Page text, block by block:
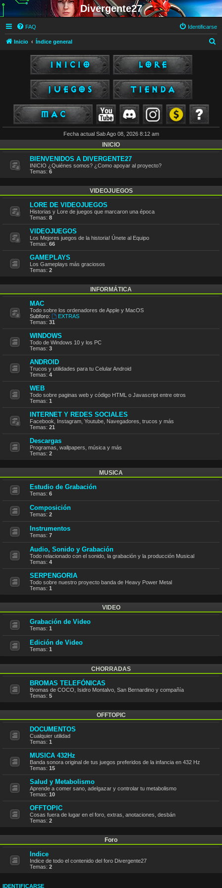
Divergente27
FAQ Identificarse
Inicio Índice general
Fecha actual Sab Ago 08, 2026 8:12 am
INICIO
BIENVENIDOS A DIVERGENTE27
INICIO ¿Quiénes somos? ¿Como apoyar al proyecto?
Temas: 6
VIDEOJUEGOS
LORE DE VIDEOJUEGOS
Historias y Lore de juegos que marcaron una época
Temas: 8
VIDEOJUEGOS
Los Mejores juegos de la historia! Únete al Equipo
Temas: 66
GAMEPLAYS
Los Gameplays más graciosos
Temas: 2
INFORMÁTICA
MAC
Todo sobre los ordenadores de Apple y MacOS
Subforo:
EXTRAS
Temas: 31
WINDOWS
Todo de Windows 10 y los PC
Temas: 3
ANDROID
Trucos y utilidades para tu Celular Android
Temas: 4
WEB
Todo sobre paginas web y código HTML o Javascript entre otros
Temas: 1
INTERNET Y REDES SOCIALES
Facebook, Instagram, Youtube, Navegadores, trucos y más
Temas: 21
Descargas
Programas, wallpapers, música y más
Temas: 2
MUSICA
Estudio de Grabación
Temas: 6
Composición
Temas: 2
Instrumentos
Temas: 7
Audio, Sonido y Grabación
Todo relacionado con el sonido, la grabación y la producción Musical
Temas: 4
SERPENGORIA
Todo sobre nuestro proyecto banda de Heavy Power Metal
Temas: 1
VIDEO
Grabación de Video
Temas: 1
Edición de Video
Temas: 1
CHORRADAS
BROMAS TELEFÓNICAS
Bromas de COCO, Isidro Montalvo, San Bernardino y compañía
Temas: 5
OFFTOPIC
DOCUMENTOS
Cualquier utilidad
Temas: 1
MUSICA 432Hz
Banda sonora original de tus juegos preferidos de la infancia en 432 Hz
Temas: 15
Salud y Metabolismo
Aprende a comer sano, adelgazar y controlar tu metabolismo
Temas: 10
OFFTOPIC
Cosas fuera de lugar en el foro, extras, anotaciones, desbán
Temas: 2
Foro
Indice
Indice de todo el contenido del foro Divergente27
Temas: 2
IDENTIFICARSE